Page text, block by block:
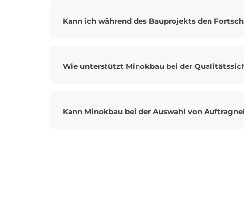
Kann ich während des Bauprojekts den
Wie unterstützt Minokbau bei der
Kann Minokbau bei der Auswahl von